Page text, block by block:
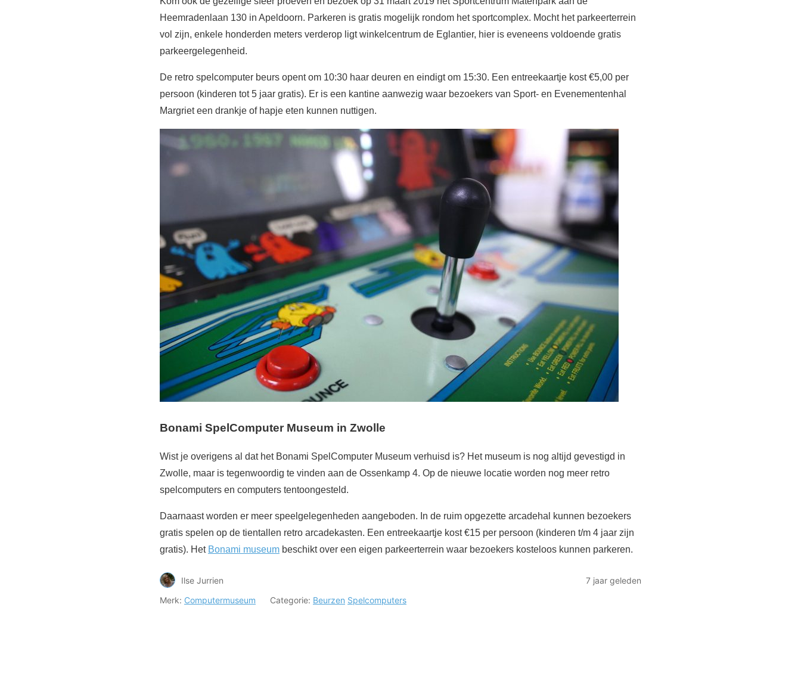
Heemradenlaan 130 in Apeldoorn. Parkeren is gratis mogelijk rondom het sportcomplex. Mocht het parkeerterrein
vol zijn, enkele honderden meters verderop ligt winkelcentrum de Eglantier, hier is eveneens voldoende gratis
parkeergelegenheid.
De retro spelcomputer beurs opent om 10:30 haar deuren en eindigt om 15:30. Een entreekaartje kost €5,00 per
persoon (kinderen tot 5 jaar gratis). Er is een kantine aanwezig waar bezoekers van Sport- en Evenementenhal
Margriet een drankje of hapje eten kunnen nuttigen.
Bonami SpelComputer Museum in Zwolle
Wist je overigens al dat het Bonami SpelComputer Museum verhuisd is? Het museum is nog altijd gevestigd in
Zwolle, maar is tegenwoordig te vinden aan de Ossenkamp 4. Op de nieuwe locatie worden nog meer retro
spelcomputers en computers tentoongesteld.
Daarnaast worden er meer speelgelegenheden aangeboden. In de ruim opgezette arcadehal kunnen bezoekers
gratis spelen op de tientallen retro arcadekasten. Een entreekaartje kost €15 per persoon (kinderen t/m 4 jaar zijn
gratis). Het Bonami museum beschikt over een eigen parkeerterrein waar bezoekers kosteloos kunnen parkeren.
Ilse Jurrien
7 jaar geleden
Merk: Computermuseum Categorie: Beurzen Spelcomputers